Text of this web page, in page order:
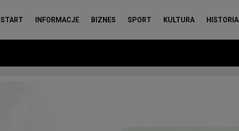
START INFORMACJE BIZNES SPORT KULTURA HISTORIA